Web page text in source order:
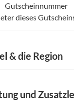
dieses
& die Region
und